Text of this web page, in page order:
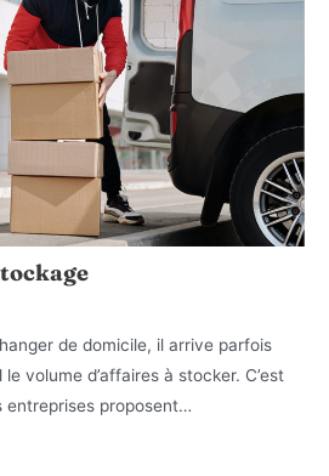
de domicile, il arrive parfois
volume d’affaires à stocker. C’est
entreprises proposent…